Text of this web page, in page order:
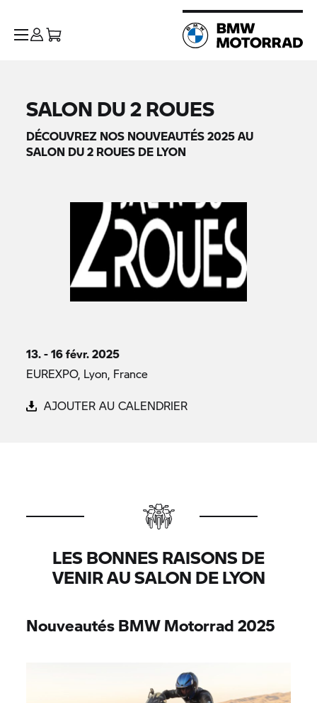
SALON DU 2 ROUES
DÉCOUVREZ NOS NOUVEAUTÉS 2025 AU
SALON DU 2 ROUES DE LYON
13. - 16 févr. 2025
EUREXPO, Lyon, France
AJOUTER AU CALENDRIER
LES BONNES RAISONS DE
VENIR AU SALON DE LYON
NouveautésBMW Motorrad2025